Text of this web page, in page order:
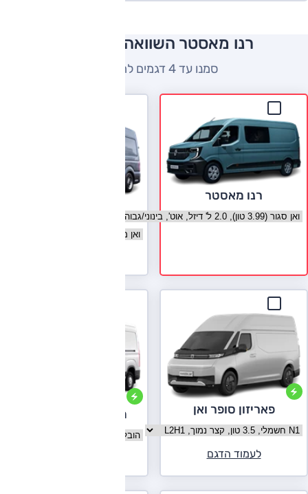
רנו מאסטר השוואה למתחרים
סמנו עד 4 דגמים להשוואה
רנו מאסטר
בחר גרסה רנו מאסטר
בחר גרסה מאן TGE
פאריזון סופר ואן
בחר גרסה פאריזון סופר ואן
לעמוד הדגם
מקסוס E-Deliver 9
בחר גרסה מקסוס E-Deliver 9